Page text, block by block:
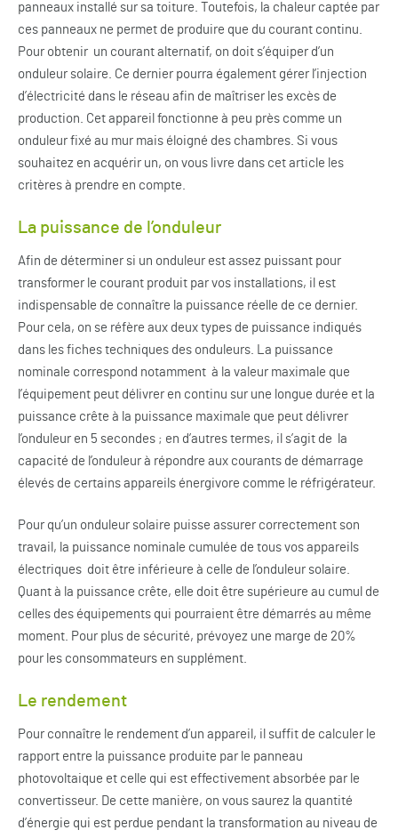
panneaux installé sur sa toiture. Toutefois, la chaleur captée par
ces panneaux ne permet de produire que du courant continu.
Pour obtenir un courant alternatif, on doit s’équiper d’un
onduleur solaire. Ce dernier pourra également gérer l’injection
d’électricité dans le réseau afin de maîtriser les excès de
production. Cet appareil fonctionne à peu près comme un
onduleur fixé au mur mais éloigné des chambres. Si vous
souhaitez en acquérir un, on vous livre dans cet article les
critères à prendre en compte.
La puissance de l’onduleur
Afin de déterminer si un onduleur est assez puissant pour
transformer le courant produit par vos installations, il est
indispensable de connaître la puissance réelle de ce dernier.
Pour cela, on se réfère aux deux types de puissance indiqués
dans les fiches techniques des onduleurs. La puissance
nominale correspond notamment à la valeur maximale que
l’équipement peut délivrer en continu sur une longue durée et la
puissance crête à la puissance maximale que peut délivrer
l’onduleur en 5 secondes ; en d’autres termes, il s’agit de la
capacité de l’onduleur à répondre aux courants de démarrage
élevés de certains appareils énergivore comme le réfrigérateur.
Pour qu’un onduleur solaire puisse assurer correctement son
travail, la puissance nominale cumulée de tous vos appareils
électriques doit être inférieure à celle de l’onduleur solaire.
Quant à la puissance crête, elle doit être supérieure au cumul de
celles des équipements qui pourraient être démarrés au même
moment. Pour plus de sécurité, prévoyez une marge de 20%
pour les consommateurs en supplément.
Le rendement
Pour connaître le rendement d’un appareil, il suffit de calculer le
rapport entre la puissance produite par le panneau
photovoltaique et celle qui est effectivement absorbée par le
convertisseur. De cette manière, on vous saurez la quantité
d’énergie qui est perdue pendant la transformation au niveau de